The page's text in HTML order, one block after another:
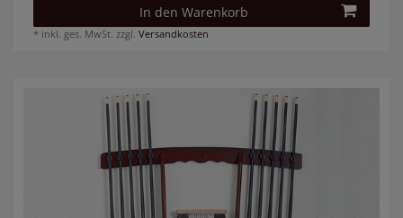
In den Warenkorb
* inkl. ges. MwSt. zzgl.Versandkosten